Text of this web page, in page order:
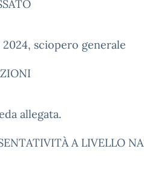
sciopero generale
allegata.
A LIVELLO